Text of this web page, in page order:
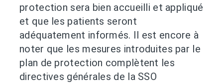
protection sera bien accueilli et appliqué
et que les patients seront
adéquatement informés. Il est encore à
noter que les mesures introduites par le
plan de protection complètent les
directives générales de la SSO